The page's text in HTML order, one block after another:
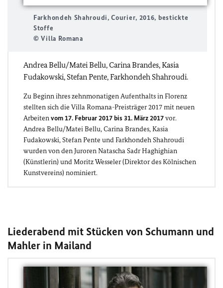
Farkhondeh Shahroudi, Courier, 2016, bestickte
Stoffe
© Villa Romana
Andrea Bellu/Matei Bellu, Carina Brandes, Kasia
Fudakowski, Stefan Pente, Farkhondeh Shahroudi.
Zu Beginn ihres zehnmonatigen Aufenthalts in Florenz
stellten sich die Villa Romana-Preisträger 2017 mit neuen
Arbeitenvom 17. Februar 2017 bis 31. März 2017vor.
Andrea Bellu/Matei Bellu, Carina Brandes, Kasia
Fudakowski, Stefan Pente und Farkhondeh Shahroudi
wurden von den Juroren Natascha Sadr Haghighian
(Künstlerin) und Moritz Wesseler (Direktor des Kölnischen
Kunstvereins) nominiert.
Liederabend mit Stücken von Schumann und
Mahler in Mailand